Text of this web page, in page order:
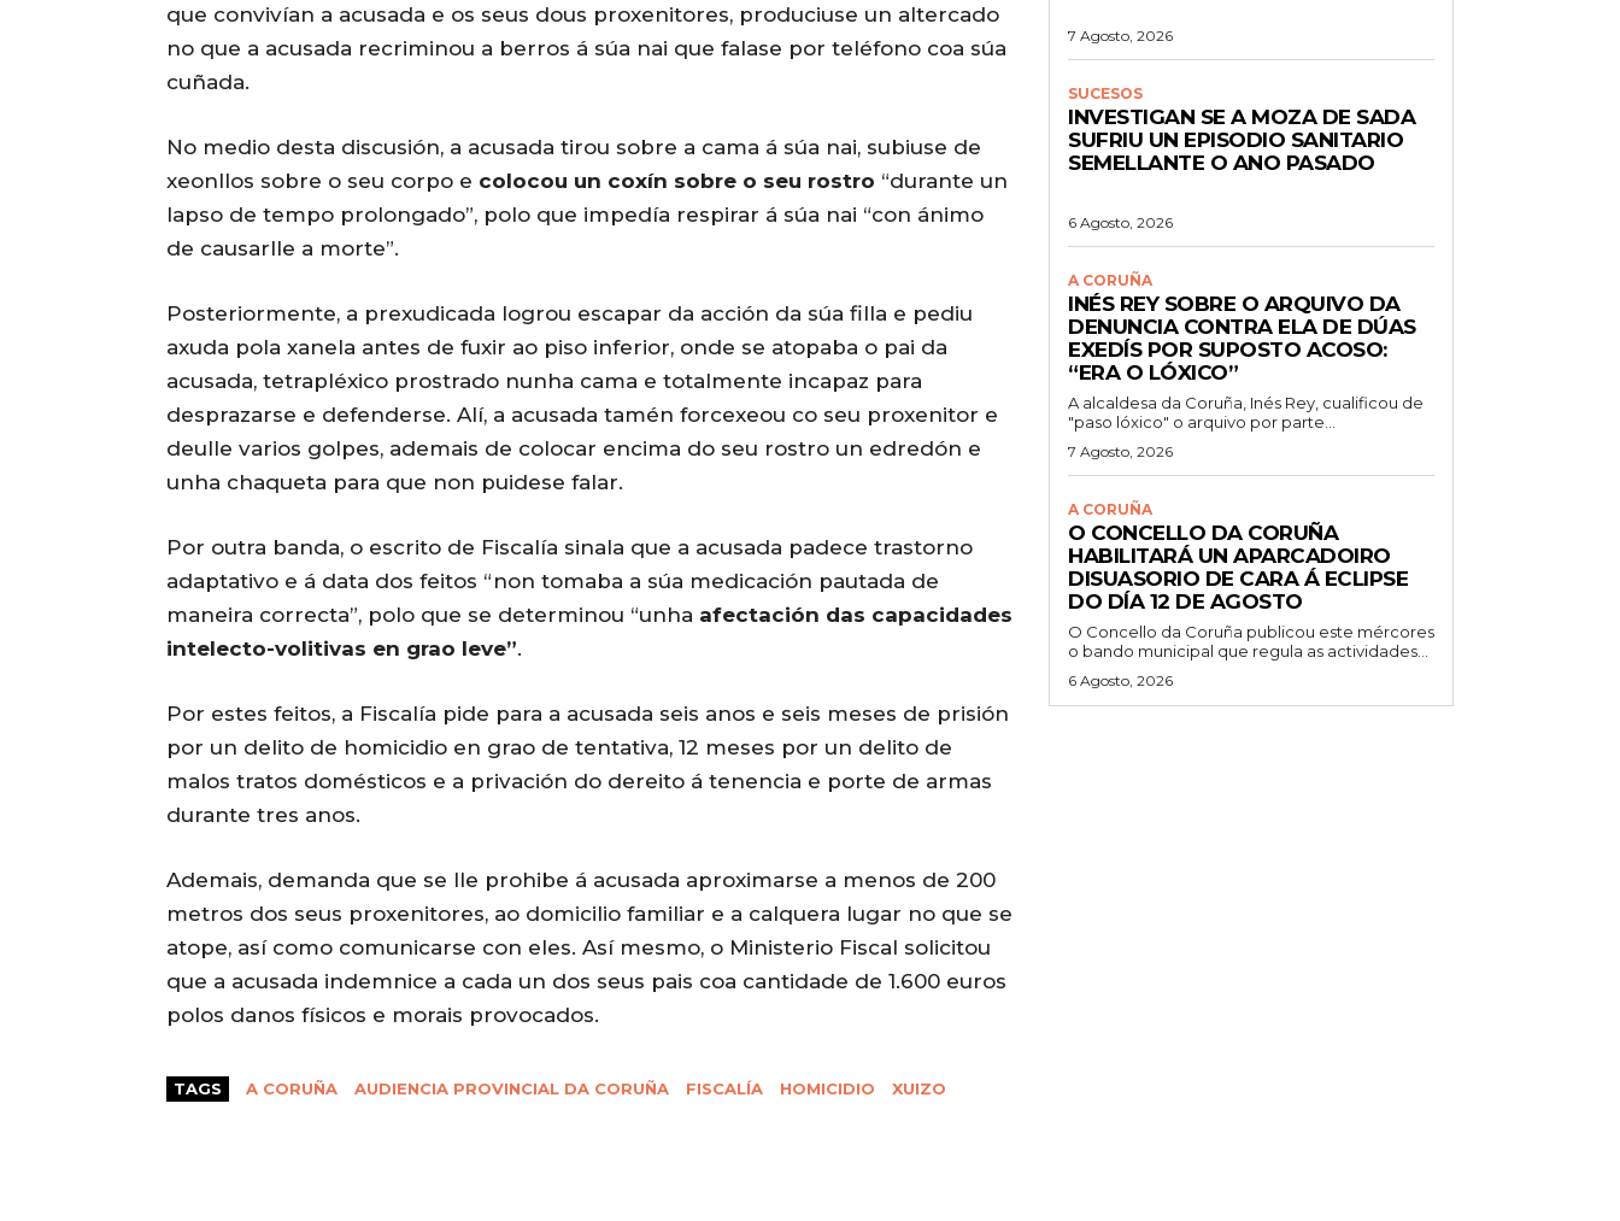
que convivían a acusada e os seus dous proxenitores, produciuse un altercado
no que a acusada recriminou a berros á súa nai que falase por teléfono coa súa
cuñada.
No medio desta discusión, a acusada tirou sobre a cama á súa nai, subiuse de
xeonllos sobre o seu corpo e colocou un coxín sobre o seu rostro “durante un
lapso de tempo prolongado”, polo que impedía respirar á súa nai “con ánimo
de causarlle a morte”.
Posteriormente, a prexudicada logrou escapar da acción da súa filla e pediu
axuda pola xanela antes de fuxir ao piso inferior, onde se atopaba o pai da
acusada, tetrapléxico prostrado nunha cama e totalmente incapaz para
desprazarse e defenderse. Alí, a acusada tamén forcexeou co seu proxenitor e
deulle varios golpes, ademais de colocar encima do seu rostro un edredón e
unha chaqueta para que non puidese falar.
Por outra banda, o escrito de Fiscalía sinala que a acusada padece trastorno
adaptativo e á data dos feitos “non tomaba a súa medicación pautada de
maneira correcta”, polo que se determinou “unha afectación das capacidades
intelecto-volitivas en grao leve”.
Por estes feitos, a Fiscalía pide para a acusada seis anos e seis meses de prisión
por un delito de homicidio en grao de tentativa, 12 meses por un delito de
malos tratos domésticos e a privación do dereito á tenencia e porte de armas
durante tres anos.
Ademais, demanda que se lle prohibe á acusada aproximarse a menos de 200
metros dos seus proxenitores, ao domicilio familiar e a calquera lugar no que se
atope, así como comunicarse con eles. Así mesmo, o Ministerio Fiscal solicitou
que a acusada indemnice a cada un dos seus pais coa cantidade de 1.600 euros
polos danos físicos e morais provocados.
TAGS A CORUÑA AUDIENCIA PROVINCIAL DA CORUÑA FISCALÍA HOMICIDIO XUIZO
7 Agosto, 2026
SUCESOS
INVESTIGAN SE A MOZA DE SADA
SUFRIU UN EPISODIO SANITARIO
SEMELLANTE O ANO PASADO
6 Agosto, 2026
A CORUÑA
INÉS REY SOBRE O ARQUIVO DA
DENUNCIA CONTRA ELA DE DÚAS
EXEDÍS POR SUPOSTO ACOSO:
“ERA O LÓXICO”
A alcaldesa da Coruña, Inés Rey, cualificou de
"paso lóxico" o arquivo por parte...
7 Agosto, 2026
A CORUÑA
O CONCELLO DA CORUÑA
HABILITARÁ UN APARCADOIRO
DISUASORIO DE CARA Á ECLIPSE
DO DÍA 12 DE AGOSTO
O Concello da Coruña publicou este mércores
o bando municipal que regula as actividades...
6 Agosto, 2026